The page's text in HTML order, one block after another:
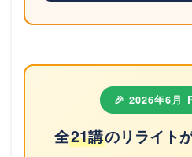
🎉 2026年6月
全21講のリライト